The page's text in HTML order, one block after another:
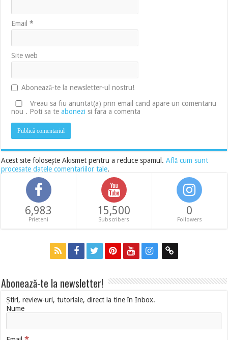
Email*
Site web
Abonează-te la newsletter-ul nostru!
Vreau sa fiu anuntat(a) prin email cand apare un comentariu
nou . Poti sa teabonezi si fara a comenta
Acest site folosește Akismet pentru a reduce spamul.Află cum sunt
procesate datele comentariilor tale.
6,983
Prieteni
15,500
Subscribers
0
Followers
Abonează-te la newsletter!
Știri, review-uri, tutoriale, direct la tine în Inbox.
Nume